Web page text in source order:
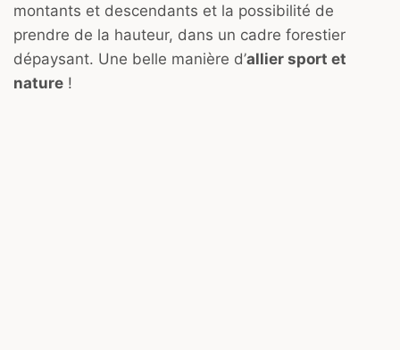
montants et descendants et la possibilité de
prendre de la hauteur, dans un cadre forestier
dépaysant. Une belle manière d’allier sport et
nature !